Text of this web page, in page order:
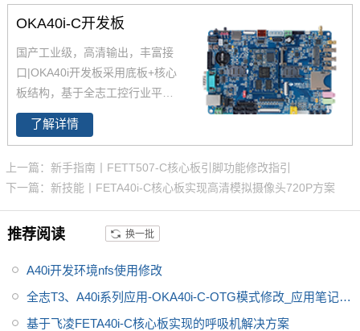
能低功耗超高性能CPU主芯片。
飞凌嵌入式深度研究全志A40i芯
A40i工控板、 A40i开发板。
OKA40i-C开发板
国产工业级，高清输出，丰富接
口|OKA40i开发板采用底板+核心
板结构，基于全志工控行业平台
级处理器四核Cortex-A7 A40i设
计，主频1.2GHz，集成MAli400
3L，存储8GB eMMC。 全志A40
工控行业芯片平台 A40i为国产工
控行业芯，全志A40i处理器代表
了Allwin在智能工业控制领域的成
-C开发板是飞凌推出的一款中国
芯，全国产级工业级开发板，适
了解详情
上一篇：新手指南丨FETT507-C核心板引脚功能修改指引
下一篇：新技能丨FETA40i-C核心板实现高清模拟摄像头720P方案
推荐阅读 换一批
A40i开发环境nfs使用修改
全志T3、A40i系列应用-OKA40i-C-OTG模式修改_应用笔记_
V1.0
基于飞凌FETA40i-C核心板实现的呼吸机解决方案